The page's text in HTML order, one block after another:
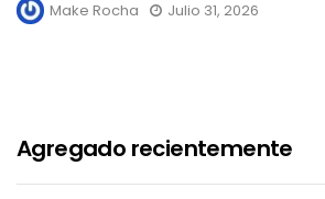
Make Rocha Julio 31, 2026
Agregado recientemente